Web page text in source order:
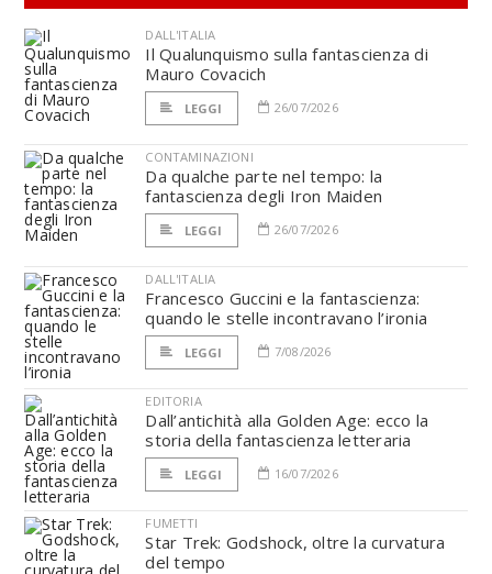
DALL'ITALIA
Il Qualunquismo sulla fantascienza di
Mauro Covacich
LEGGI 26/07/2026
CONTAMINAZIONI
Da qualche parte nel tempo: la
fantascienza degli Iron Maiden
LEGGI 26/07/2026
DALL'ITALIA
Francesco Guccini e la fantascienza:
quando le stelle incontravano l’ironia
LEGGI 7/08/2026
EDITORIA
Dall’antichità alla Golden Age: ecco la
storia della fantascienza letteraria
LEGGI 16/07/2026
FUMETTI
Star Trek: Godshock, oltre la curvatura
del tempo